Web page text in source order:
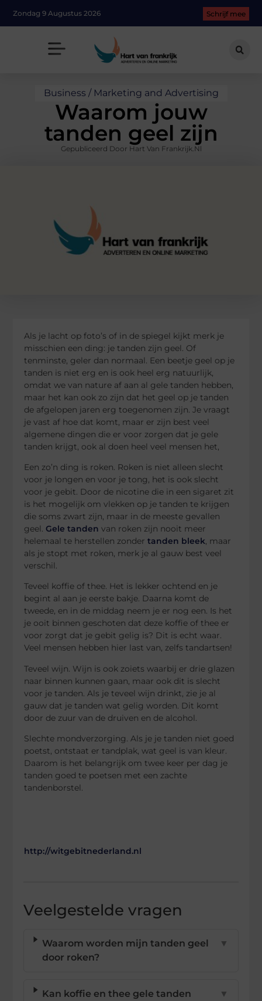
Zondag 9 Augustus 2026 Schrijf mee
Business / Marketing and Advertising
Waarom jouw
tanden geel zijn
Gepubliceerd Door Hart Van Frankrijk.nl
Als je lacht op foto’s of in de spiegel kijkt merk je
misschien een ding: je tanden zijn geel. Of
tenminste, geler dan normaal. Een beetje geel op je
tanden is niet erg en is ook heel erg natuurlijk,
omdat we van nature af aan al gele tanden hebben,
maar het kan ook zo zijn dat het geel op je tanden
de afgelopen jaren erg toegenomen zijn. Je vraagt
je vast af hoe dat komt, maar er zijn best veel
algemene dingen die er voor zorgen dat je gele
tanden krijgt, ook al doen heel veel mensen het,
Een zo’n ding is roken. Roken is niet alleen slecht
voor je longen en voor je tong, het is ook slecht
voor je gebit. Door de nicotine die in een sigaret zit
is het mogelijk om vlekken op je tanden te krijgen
die soms zwart zijn, maar in de meeste gevallen
geel.Gele tanden van roken zijn nooit meer
helemaal te herstellen zondertanden bleek, maar
als je stopt met roken, merk je al gauw best veel
verschil.
Teveel koffie of thee. Het is lekker ochtend en je
begint al aan je eerste bakje. Daarna komt de
tweede, en in de middag neem je er nog een. Is het
je ooit binnen geschoten dat deze koffie of thee er
voor zorgt dat je gebit gelig is? Dit is echt waar.
Veel mensen hebben hier last van, zelfs tandartsen!
Teveel wijn. Wijn is ook zoiets waarbij er drie glazen
naar binnen kunnen gaan, maar ook dit is slecht
voor je tanden. Als je teveel wijn drinkt, zie je al
gauw dat je tanden wat gelig worden. Dit komt
door de zuur van de druiven en de alcohol.
Slechte mondverzorging. Als je je tanden niet goed
poetst, ontstaat er tandplak, wat geel is van kleur.
Daarom is het belangrijk om twee keer per dag je
tanden goed te poetsen met een zachte
tandenborstel.
http://witgebitnederland.nl
Veelgestelde vragen
Waarom worden mijn tanden geel
door roken?
▼
Kan koffie en thee gele tanden
▼